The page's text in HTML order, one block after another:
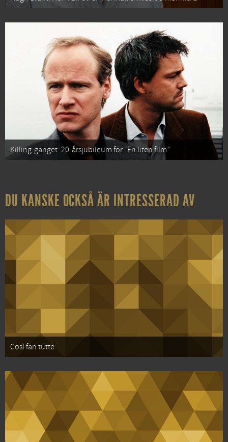
Killing-gänget: 20-årsjubileum för “En liten film”
DU KANSKE OCKSÅ ÄR INTRESSERAD AV
Così fan tutte